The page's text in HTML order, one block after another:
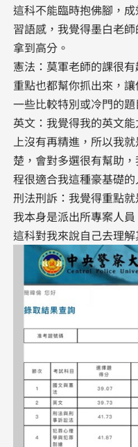
這科不能臨時抱佛腳，
習語感，我覺得墨白老
拿到高分。
憲法：莫軍老師的課很
重點也都幫你抓出來，
一些比較特別或冷門的題
英文：我覺得我的英文
上沒有再精進，所以我
楚，會對多選很有幫助
程很適合我這種豪基礎的
刑法刑訴：我覺得重點
我本身是派出所專案人
這科對我來說自己去理解